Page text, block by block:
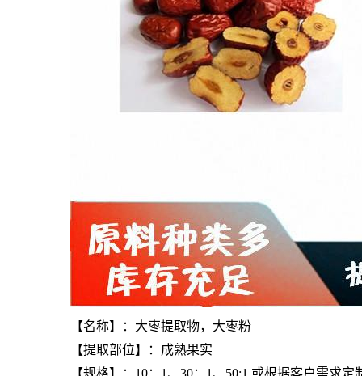
【名称】：大枣提取物，大枣粉
【提取部位】：成熟果实
【规格】：10：1、30：1、50:1 或根据客户需求定